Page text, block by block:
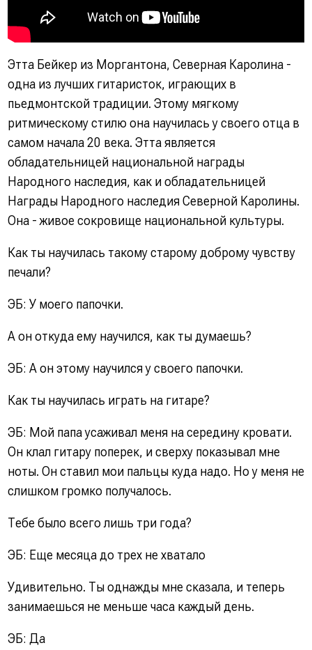
Этта Бейкер из Моргантона, Северная Каролина -
одна из лучших гитаристок, играющих в
пьедмонтской традиции. Этому мягкому
ритмическому стилю она научилась у своего отца в
самом начала 20 века. Этта является
обладательницей национальной награды
Народного наследия, как и обладательницей
Награды Народного наследия Северной Каролины.
Она - живое сокровище национальной культуры.
Как ты научилась такому старому доброму чувству
печали?
ЭБ: У моего папочки.
А он откуда ему научился, как ты думаешь?
ЭБ: А он этому научился у своего папочки.
Как ты научилась играть на гитаре?
ЭБ: Мой папа усаживал меня на середину кровати.
Он клал гитару поперек, и сверху показывал мне
ноты. Он ставил мои пальцы куда надо. Но у меня не
слишком громко получалось.
Тебе было всего лишь три года?
ЭБ: Еще месяца до трех не хватало
Удивительно. Ты однажды мне сказала, и теперь
занимаешься не меньше часа каждый день.
ЭБ: Да